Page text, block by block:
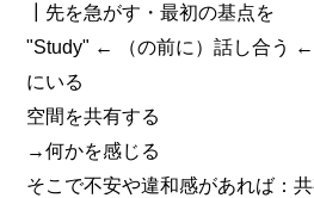
┃先を急がす・最初の基点を
"Study" ← （の前に）話し合う ←
にいる
空間を共有する
→何かを感じる
そこで不安や違和感があれば：